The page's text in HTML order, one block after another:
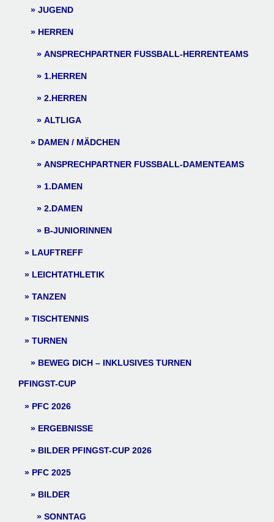
JUGEND
HERREN
ANSPRECHPARTNER FUSSBALL-HERRENTEAMS
1.HERREN
2.HERREN
ALTLIGA
DAMEN / MÄDCHEN
ANSPRECHPARTNER FUSSBALL-DAMENTEAMS
1.DAMEN
2.DAMEN
B-JUNIORINNEN
LAUFTREFF
LEICHTATHLETIK
TANZEN
TISCHTENNIS
TURNEN
BEWEG DICH – INKLUSIVES TURNEN
PFINGST-CUP
PFC 2026
ERGEBNISSE
BILDER PFINGST-CUP 2026
PFC 2025
BILDER
SONNTAG